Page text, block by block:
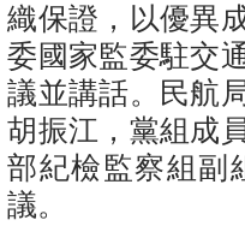
織保證，以優異
委國家監委駐交
議並講話。民航
胡振江，黨組成
部紀檢監察組副
議。